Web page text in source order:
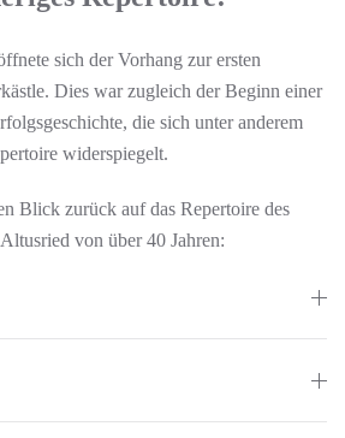
sich der Vorhang zur ersten
Dies war zugleich der Beginn einer
die sich unter anderem
widerspiegelt.
Blick zurück auf das Repertoire des
von über 40 Jahren: